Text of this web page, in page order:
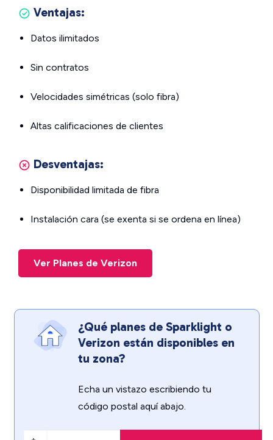
Ventajas:
Datos ilimitados
Sin contratos
Velocidades simétricas (solo fibra)
Altas calificaciones de clientes
Desventajas:
Disponibilidad limitada de fibra
Instalación cara (se exenta si se ordena en línea)
Ver Planes de Verizon
¿Qué planes de Sparklight o
Verizon están disponibles en
tu zona?
Echa un vistazo escribiendo tu
código postal aquí abajo.